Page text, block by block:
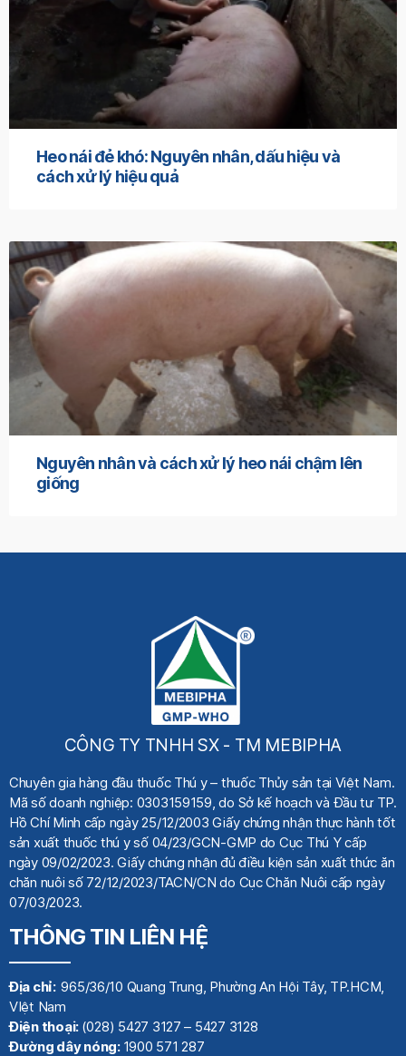
Heo nái đẻ khó: Nguyên nhân, dấu hiệu và
cách xử lý hiệu quả
Nguyên nhân và cách xử lý heo nái chậm lên
giống
CÔNG TY TNHH SX - TM MEBIPHA
Chuyên gia hàng đầu thuốc Thú y– thuốc Thủy sản tại Việt Nam.
Mã số doanh nghiệp: 0303159159, do Sở kế hoạch và Đầu tư TP.
Hồ Chí Minh cấp ngày 25/12/2003 Giấy chứng nhận thực hành tốt
sản xuất thuốc thú y số 04/23/GCN-GMP do Cục Thú Y cấp
ngày 09/02/2023. Giấy chứng nhận đủ điều kiện sản xuất thức ăn
chăn nuôi số 72/12/2023/TACN/CN do Cục Chăn Nuôi cấp ngày
07/03/2023.
THÔNG TIN LIÊN HỆ
Địa chỉ:965/36/10 Quang Trung, Phường An Hội Tây, TP.HCM,
VIệt Nam
Điện thoại: (028) 5427 3127 – 5427 3128
Đường dây nóng: 1900 571 287